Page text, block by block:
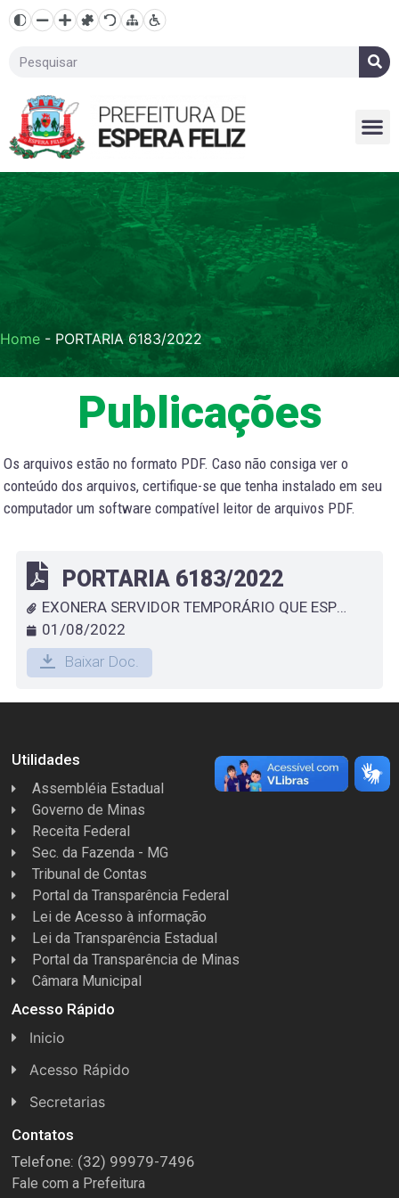
Home - PORTARIA 6183/2022
Publicações
Os arquivos estão no formato PDF. Caso não consiga ver o
conteúdo dos arquivos, certifique-se que tenha instalado em seu
computador um software compatível leitor de arquivos PDF.
PORTARIA 6183/2022
EXONERA SERVIDOR TEMPORÁRIO QUE ESPECIFICA- LEANDRO DE SOUZA OLIVEIRA
01/08/2022
Baixar Doc.
Utilidades
Assembléia Estadual
Governo de Minas
Receita Federal
Sec. da Fazenda - MG
Tribunal de Contas
Portal da Transparência Federal
Lei de Acesso à informação
Lei da Transparência Estadual
Portal da Transparência de Minas
Câmara Municipal
Acesso Rápido
Inicio
Acesso Rápido
Concursos
Conselhos
Espera Feliz Antigamente
Secretarias
Licitações
Secretaria de Esportes
Contatos
Telefone: (32) 99979-7496
Fale com a Prefeitura